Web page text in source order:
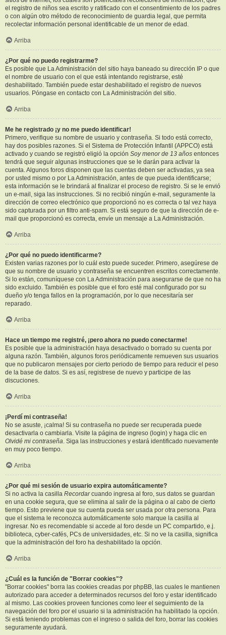
el registro de niños sea escrito y ratificado con el consentimiento de los padres
o con algún otro método de reconocimiento de guardia legal, que permita
recolectar información personal identificable de un menor de edad.
Arriba
¿Por qué no puedo registrarme?
Es posible que La Administración del sitio haya baneado su dirección IP o que
el nombre de usuario con el que está intentando registrarse, esté
deshabilitado. También puede estar deshabilitado el registro de nuevos
usuarios. Póngase en contacto con La Administración del sitio.
Arriba
Me he registrado ¡y no me puedo identificar!
Primero, verifique su nombre de usuario y contraseña. Si todo está correcto,
hay dos posibles razones. Si el Sistema de Protección Infantil (APPCO) está
activado y cuando se registró eligió la opción Soy menor de 13 años entonces
tendrá que seguir algunas instrucciones que se le darán para activar la
cuenta. Algunos foros disponen que las cuentas deben ser activadas, ya sea
por usted mismo o por La Administración, antes de que pueda identificarse;
esta información se le brindará al finalizar el proceso de registro. Si se le envió
un e-mail, siga las instrucciones. Si no recibió ningún e-mail, seguramente la
dirección de correo electrónico que proporcionó no es correcta o tal vez haya
sido capturada por un filtro anti-spam. Si está seguro de que la dirección de e-
mail que proporcionó es correcta, envíe un mensaje a La Administración.
Arriba
¿Por qué no puedo identificarme?
Existen varias razones por lo cuál esto puede suceder. Primero, asegúrese de
que su nombre de usuario y contraseña se encuentren escritos correctamente.
Si lo están, comuníquese con La Administración para asegurarse de que no ha
sido excluido. También es posible que el foro esté mal configurado por su
dueño y/o tenga fallos en la programación, por lo que necesitaría ser
reparado.
Arriba
Hace un tiempo me registré, ¡pero ahora no puedo conectarme!
Es posible que la administración haya desactivado o borrado su cuenta por
alguna razón. También, algunos foros periódicamente remueven sus usuarios
que no publicaron mensajes por cierto periodo de tiempo para reducir el peso
de la base de datos. Si es así, registrese de nuevo y participe de las
discuciones.
Arriba
¡Perdí mi contraseña!
No se asuste, ¡calma! Si su contraseña no puede ser recuperada puede
desactivarla o cambiarla. Visite la página de ingreso (login) y haga clic en
Olvidé mi contraseña. Siga las instrucciones y estará identificado nuevamente
en muy poco tiempo.
Arriba
¿Por qué mi sesión de usuario expira automáticamente?
Si no activa la casilla Recordarcuando ingresa al foro, sus datos se guardan
en una cookie segura, que se elimina al salir de la página o al cabo de cierto
tiempo. Esto previene que su cuenta pueda ser usada por otra persona. Para
que el sistema le reconozca automáticamente solo marque la casilla al
ingresar. No es recomendable si accede al foro desde un PC compartido, e.j.
biblioteca, cyber-cafés, PCs de universidades, etc. Si no ve la casilla, significa
que la administración del foro ha deshabilitado la opción.
Arriba
¿Cuál es la función de "Borrar cookies"?
"Borrar cookies" borra las cookies creadas por phpBB, las cuales le mantienen
autorizado para acceder a determinados recursos del foro y estar identificado
al mismo. Las cookies proveen funciones como leer el seguimiento de la
navegación del foro por el usuario si la administración ha habilitado la opción.
Si está teniendo problemas con el ingreso o salida del foro, borrar las cookies
seguramente ayudará.